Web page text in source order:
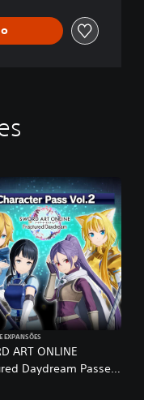
ART ONLINE
Daydream Passe
Vol. 2
EXPANSÕES